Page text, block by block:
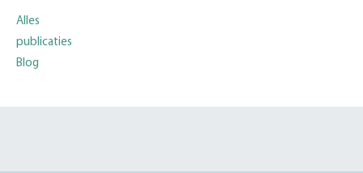
Alles
publicaties
Blog